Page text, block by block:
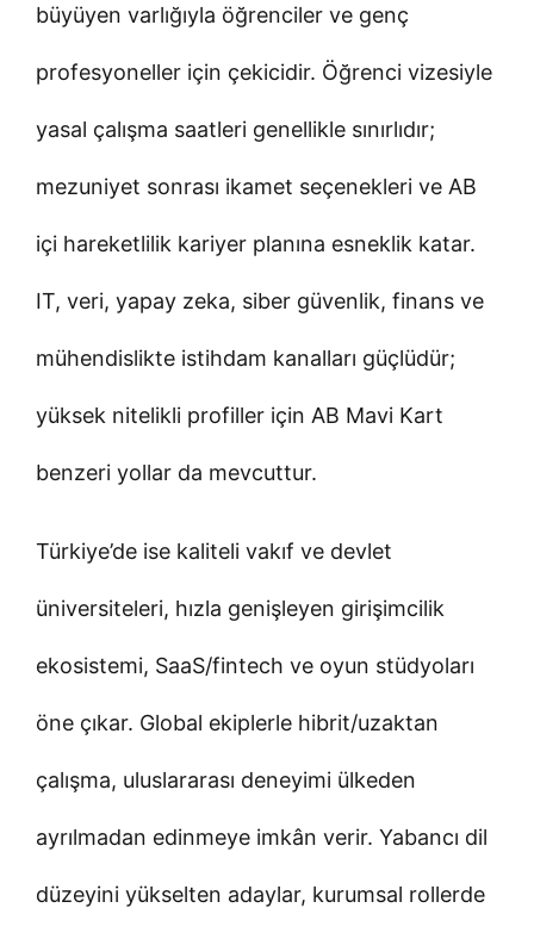
büyüyen varlığıyla öğrenciler ve genç
profesyoneller için çekicidir. Öğrenci vizesiyle
yasal çalışma saatleri genellikle sınırlıdır;
mezuniyet sonrası ikamet seçenekleri ve AB
içi hareketlilik kariyer planına esneklik katar.
IT, veri, yapay zeka, siber güvenlik, finans ve
mühendislikte istihdam kanalları güçlüdür;
yüksek nitelikli profiller için AB Mavi Kart
benzeri yollar da mevcuttur.
Türkiye’de ise kaliteli vakıf ve devlet
üniversiteleri, hızla genişleyen girişimcilik
ekosistemi, SaaS/fintech ve oyun stüdyoları
öne çıkar. Global ekiplerle hibrit/uzaktan
çalışma, uluslararası deneyimi ülkeden
ayrılmadan edinmeye imkân verir. Yabancı dil
düzeyini yükselten adaylar, kurumsal rollerde